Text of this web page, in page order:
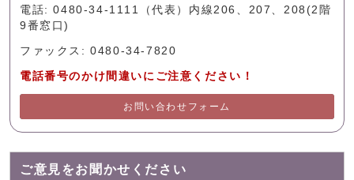
電話: 0480-34-1111（代表）内線206、207、208(2階
9番窓口)
ファックス: 0480-34-7820
電話番号のかけ間違いにご注意ください！
お問い合わせフォーム
ご意見をお聞かせください